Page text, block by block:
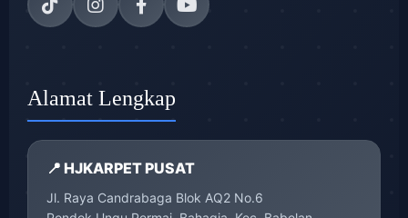
Alamat Lengkap
📍 HJKARPET PUSAT
Jl. Raya Candrabaga Blok AQ2 No.6